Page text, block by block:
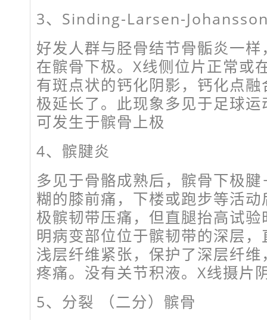
3、Sinding-Larsen-
好发人群与胫骨结节骨骺炎一
在髌骨下极。X线侧位片正常或
有斑点状的钙化阴影，钙化点
极延长了。此现象多见于足球
可发生于髌骨上极
4、髌腱炎
多见于骨骼成熟后，髌骨下极
糊的膝前痛，下楼或跑步等活
极髌韧带压痛，但直腿抬高试
明病变部位位于髌韧带的深层
浅层纤维紧张，保护了深层纤
疼痛。没有关节积液。X线摄片
5、分裂 （二分）髌骨